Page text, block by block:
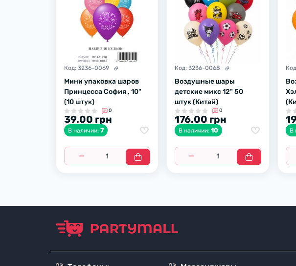
Код: 3236-0069
Мини упаковка шаров
Принцесса София , 10"
(10 штук)
0
39.00 грн
В наличии: 7
Код:3236-0068
Воздушные шары
детские микс 12" 50
штук (Китай)
0
176.00 грн
В наличии:10 В